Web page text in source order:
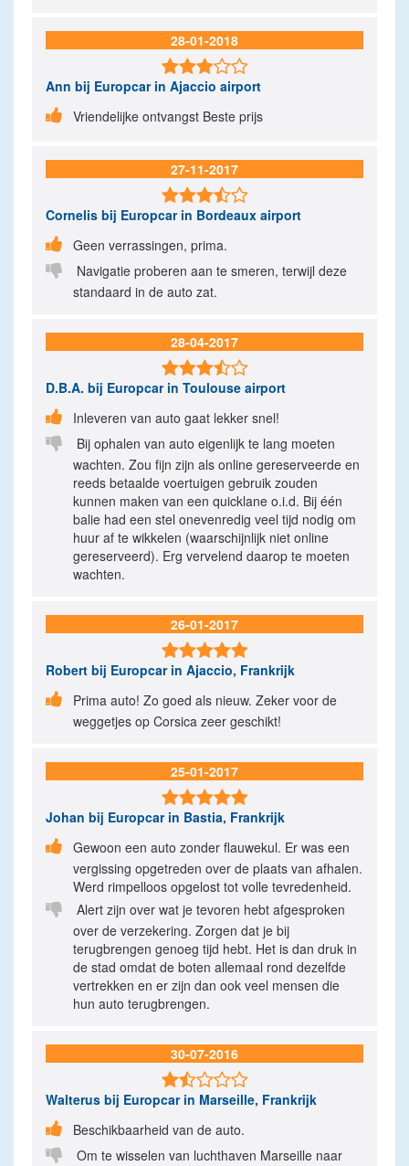
28-01-2018

Ann bij Europcar in Ajaccio airport
 Vriendelijke ontvangst Beste prijs
27-11-2017

Cornelis bij Europcar in Bordeaux airport
 Geen verrassingen, prima.

Navigatie proberen aan te smeren, terwijl deze
standaard in de auto zat.
28-04-2017

D.B.A. bij Europcar in Toulouse airport

Inleveren van auto gaat lekker snel!

Bij ophalen van auto eigenlijk te lang moeten
wachten. Zou fijn zijn als online gereserveerde en
reeds betaalde voertuigen gebruik zouden
kunnen maken van een quicklane o.i.d. Bij één
balie had een stel onevenredig veel tijd nodig om
huur af te wikkelen (waarschijnlijk niet online
gereserveerd). Erg vervelend daarop te moeten
wachten.
26-01-2017

Robert bij Europcar in Ajaccio, Frankrijk

Prima auto! Zo goed als nieuw. Zeker voor de
weggetjes op Corsica zeer geschikt!
25-01-2017

Johan bij Europcar in Bastia, Frankrijk
 Gewoon een auto zonder flauwekul. Er was een
vergissing opgetreden over de plaats van afhalen.
Werd rimpelloos opgelost tot volle tevredenheid.

Alert zijn over wat je tevoren hebt afgesproken
over de verzekering. Zorgen dat je bij
terugbrengen genoeg tijd hebt. Het is dan druk in
de stad omdat de boten allemaal rond dezelfde
vertrekken en er zijn dan ook veel mensen die
hun auto terugbrengen.
30-07-2016

Walterus bij Europcar in Marseille, Frankrijk

Beschikbaarheid van de auto.

Om te wisselen van luchthaven Marseille naar